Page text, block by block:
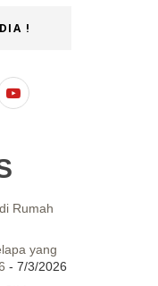
!
Rumah
yang
- 7/3/2026